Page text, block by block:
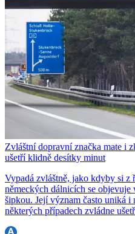
Zvláštní dopravní značka mate i
ušetří klidně desítky minut
Vypadá zvláštně, jako kdyby si
německých dálnicích se
šipkou. Její význam často uniká
některých případech zvládne